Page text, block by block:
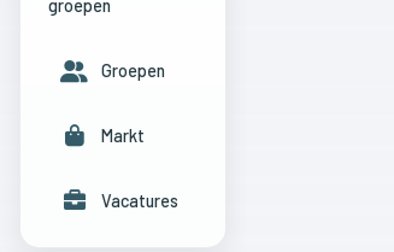
groepen
Groepen
Markt
Vacatures